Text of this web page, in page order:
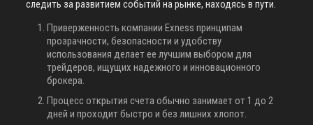
следить за развитием событий на рынке, находясь в пути.
Приверженность компании Exness принципам
прозрачности, безопасности и удобству
использования делает ее лучшим выбором для
трейдеров, ищущих надежного и инновационного
брокера.
Процесс открытия счета обычно занимает от 1 до 2
дней и проходит быстро и без лишних хлопот.